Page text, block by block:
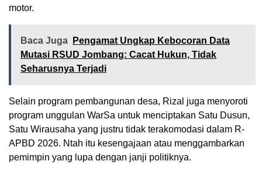
motor.
Baca Juga
Pengamat Ungkap Kebocoran Data
Mutasi RSUD Jombang: Cacat Hukun, Tidak
Seharusnya Terjadi
Selain program pembangunan desa, Rizal juga menyoroti
program unggulan WarSa untuk menciptakan Satu Dusun,
Satu Wirausaha yang justru tidak terakomodasi dalam R-
APBD 2026. Ntah itu kesengajaan atau menggambarkan
pemimpin yang lupa dengan janji politiknya.